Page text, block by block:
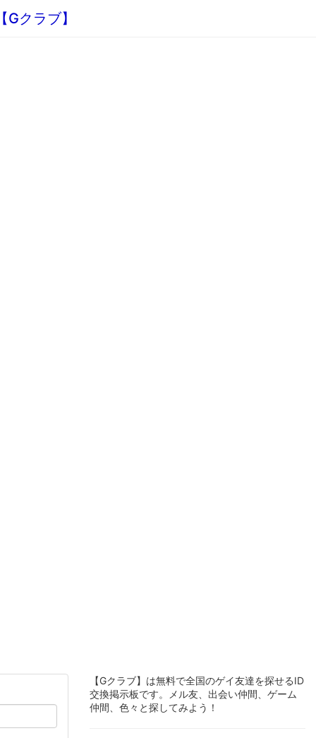
クラブ】
【Gクラブ】は無料で全国のゲイ友達を探せるID
交換掲示板です。メル友、出会い仲間、ゲーム
仲間、色々と探してみよう！